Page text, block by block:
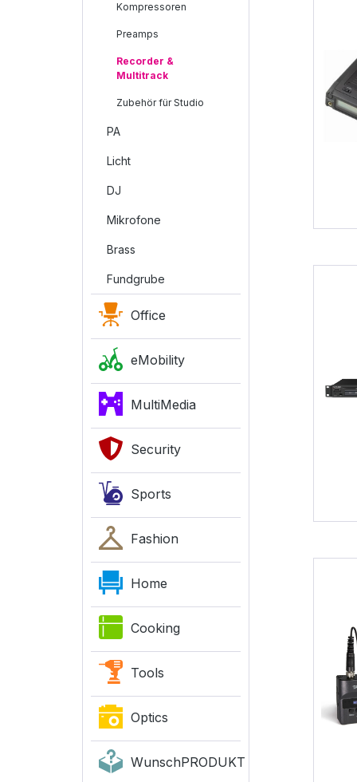
Kompressoren
Preamps
Recorder &
Multitrack
Zubehör für Studio
PA
Licht
DJ
Mikrofone
Brass
Fundgrube
Office
eMobility
MultiMedia
Security
Sports
Fashion
Home
Cooking
Tools
Optics
WunschPRODUKT